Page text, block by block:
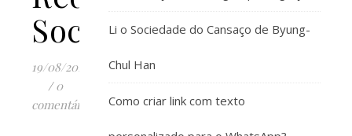
Sociais
19/08/2011
/ 0
comentários
Li o Sociedade do Cansaço de Byung-
Chul Han
Como criar link com texto